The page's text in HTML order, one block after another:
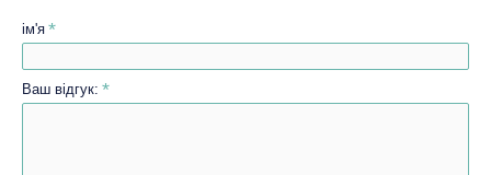
ім'я
Ваш відгук: